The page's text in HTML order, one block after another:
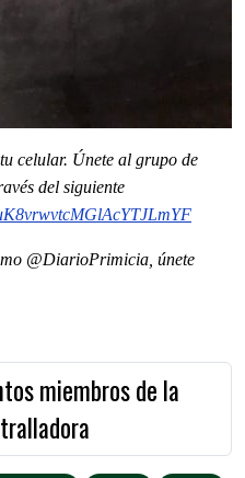
celular. Únete al grupo de
del siguiente
@DiarioPrimicia, únete
miembros de la